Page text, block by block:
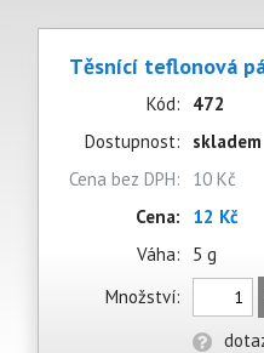
Těsnící teflonová
Kód:
472
Dostupnost:
skladem
Cena bez DPH:
10 Kč
Cena:
12 Kč
Váha:
5 g
Množství: